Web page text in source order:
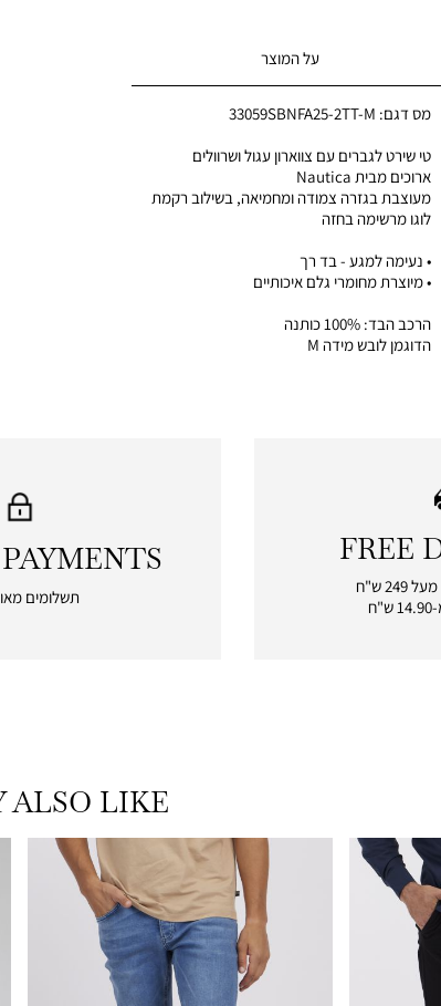
על המוצר
מס דגם: 33059SBNFA25-2TT-M
טי שירט לגברים עם צווארון עגול ושרוולים
ארוכים מבית Nautica
מעוצבת בגזרה צמודה ומחמיאה, בשילוב רקמת
לוגו מרשימה בחזה
• נעימה למגע - בד רך
• מיוצרת מחומרי גלם איכותיים
הרכב הבד: 100% כותנה
הדוגמן לובש מידה M
FREE
ש"ח
|
תשלומים
ALSO LIKE